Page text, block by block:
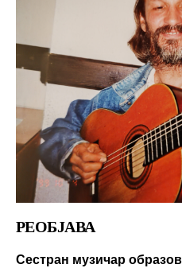
РЕОБЈАВА
Сестран музичар